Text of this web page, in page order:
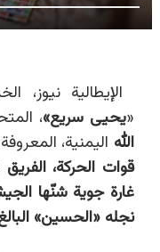
الإيطالية نيوز، الخميس 16
«يحيى سريع»،
الله اليمنية،
قوات الحركة،
غارة جوية شنّها
نجله «الحسين» البالغ من